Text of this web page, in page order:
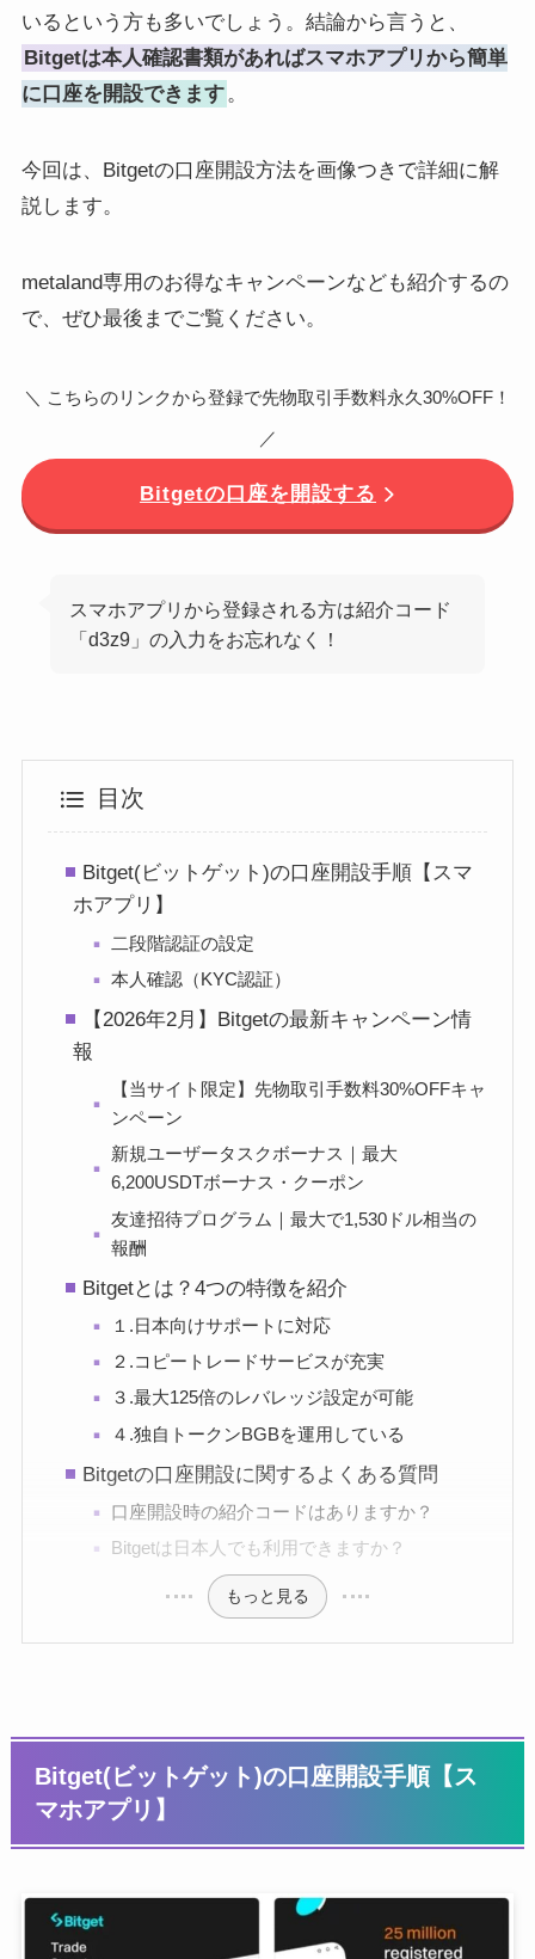
いるという方も多いでしょう。結論から言うと、
Bitgetは本人確認書類があればスマホアプリから簡単
に口座を開設できます。
今回は、Bitgetの口座開設方法を画像つきで詳細に解
説します。
metaland専用のお得なキャンペーンなども紹介するの
で、ぜひ最後までご覧ください。
＼ こちらのリンクから登録で先物取引手数料永久30%OFF！
／
Bitgetの口座を開設する
スマホアプリから登録される方は紹介コード
「d3z9」の入力をお忘れなく！
目次
Bitget(ビットゲット)の口座開設手順【スマ
ホアプリ】
二段階認証の設定
本人確認（KYC認証）
【2026年2月】Bitgetの最新キャンペーン情
報
【当サイト限定】先物取引手数料30%OFFキャ
ンペーン
新規ユーザータスクボーナス｜最大
6,200USDTボーナス・クーポン
友達招待プログラム｜最大で1,530ドル相当の
報酬
Bitgetとは？4つの特徴を紹介
１.日本向けサポートに対応
２.コピートレードサービスが充実
３.最大125倍のレバレッジ設定が可能
４.独自トークンBGBを運用している
Bitgetの口座開設に関するよくある質問
口座開設時の紹介コードはありますか？
Bitgetは日本人でも利用できますか？
もっと見る
Bitget(ビットゲット)の口座開設手順【ス
マホアプリ】